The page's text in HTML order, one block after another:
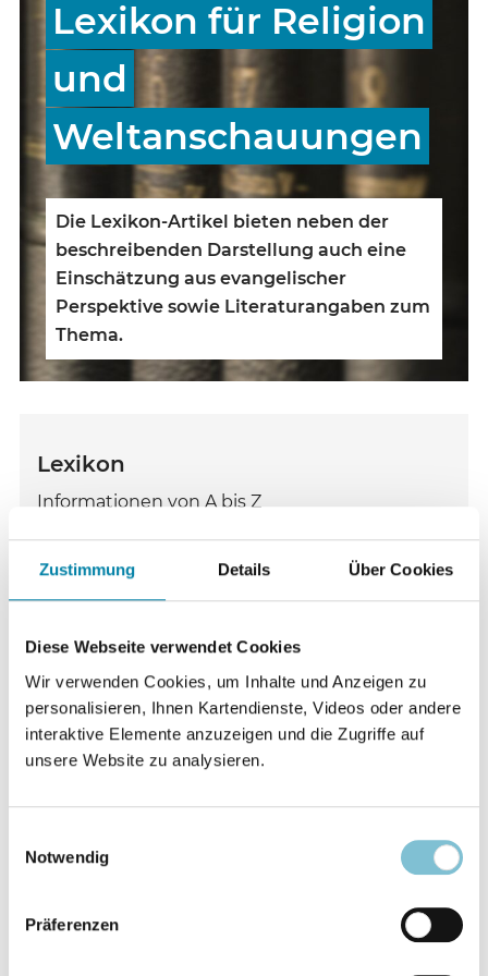
Zustimmung Details Über Cookies
Diese Webseite verwendet Cookies
Wir verwenden Cookies, um Inhalte und Anzeigen zu
personalisieren, Ihnen Kartendienste, Videos oder andere
interaktive Elemente anzuzeigen und die Zugriffe auf
unsere Website zu analysieren.
Notwendig
Präferenzen
Lexikon für Religion
und
Weltanschauungen
Die Lexikon-Artikel bieten neben der
beschreibenden Darstellung auch eine
Einschätzung aus evangelischer
Perspektive sowie Literaturangaben zum
Thema.
Lexikon
Informationen von A bis Z
Bitte wählen Sie
A B C D E F G H
Passende Lexikon-Einträge